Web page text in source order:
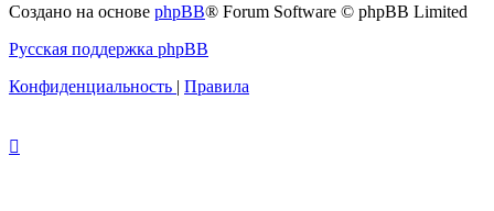
Создано на основе phpBB® Forum Software © phpBB Limited
Русская поддержка phpBB
Конфиденциальность | Правила